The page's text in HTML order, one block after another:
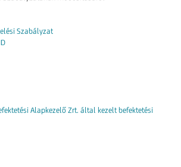
Szabályzat
Alapkezelő Zrt. által kezelt befektetési